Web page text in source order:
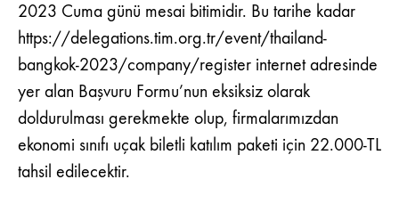
2023 Cuma günü mesai bitimidir. Bu tarihe kadar
https://delegations.tim.org.tr/event/thailand-
bangkok-2023/company/register internet adresinde
yer alan Başvuru Formu’nun eksiksiz olarak
doldurulması gerekmekte olup, firmalarımızdan
ekonomi sınıfı uçak biletli katılım paketi için 22.000-TL
tahsil edilecektir.